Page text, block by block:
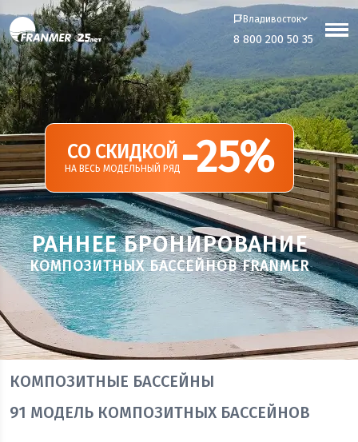
Владивосток
8 800 200 50 35
РАННЕЕ БРОНИРОВАНИЕ
КОМПОЗИТНЫХ БАССЕЙНОВ FRANMER
СО СКИДКОЙ
НА ВЕСЬ МОДЕЛЬНЫЙ РЯД -25%
КОМПОЗИТНЫЕ БАССЕЙНЫ
91 МОДЕЛЬ КОМПОЗИТНЫХ БАССЕЙНОВ